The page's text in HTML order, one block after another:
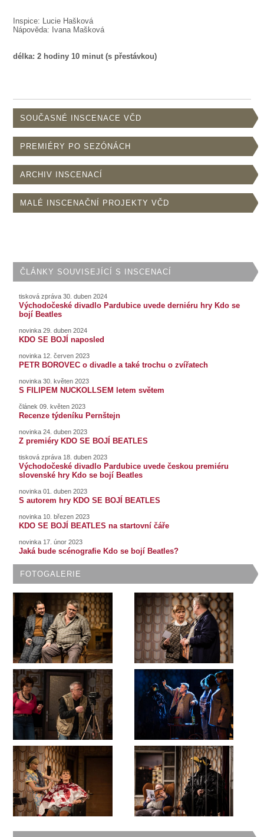
Inspice: Lucie Hašková
Nápověda: Ivana Mašková
délka: 2 hodiny 10 minut (s přestávkou)
SOUČASNÉ INSCENACE VČD
PREMIÉRY PO SEZÓNÁCH
ARCHIV INSCENACÍ
MALÉ INSCENAČNÍ PROJEKTY VČD
ČLÁNKY SOUVISEJÍCÍ S INSCENACÍ
tisková zpráva 30. duben 2024
Východočeské divadlo Pardubice uvede derniéru hry Kdo se
bojí Beatles
novinka 29. duben 2024
KDO SE BOJÍ naposled
novinka 12. červen 2023
PETR BOROVEC o divadle a také trochu o zvířatech
novinka 30. květen 2023
S FILIPEM NUCKOLLSEM letem světem
článek 09. květen 2023
Recenze týdeníku Pernštejn
novinka 24. duben 2023
Z premiéry KDO SE BOJÍ BEATLES
tisková zpráva 18. duben 2023
Východočeské divadlo Pardubice uvede českou premiéru
slovenské hry Kdo se bojí Beatles
novinka 01. duben 2023
S autorem hry KDO SE BOJÍ BEATLES
novinka 10. březen 2023
KDO SE BOJÍ BEATLES na startovní čáře
novinka 17. únor 2023
Jaká bude scénografie Kdo se bojí Beatles?
FOTOGALERIE